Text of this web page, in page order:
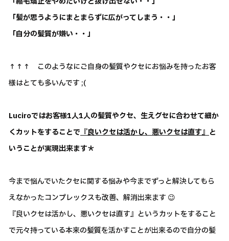
「髪が思うようにまとまらずに広がってしまう・・」
「自分の髪質が嫌い・・」
↑↑↑ このようなにご自身の髪質やクセにお悩みを持ったお客
様はとても多いんです ;(
Luciroではお客様1人1人の髪質やクセ、生えグセに合わせて細か
くカットをすることで『良いクセは活かし、悪いクセは直す』と
いうことが実現出来ます＊
今まで悩んでいたクセに関する悩みや今までずっと解決してもら
えなかったコンプレックスも改善、解消出来ます 😉
『良いクセは活かし、悪いクセは直す』というカットをすること
で元々持っている本来の髪質を活かすことが出来るので自分の髪